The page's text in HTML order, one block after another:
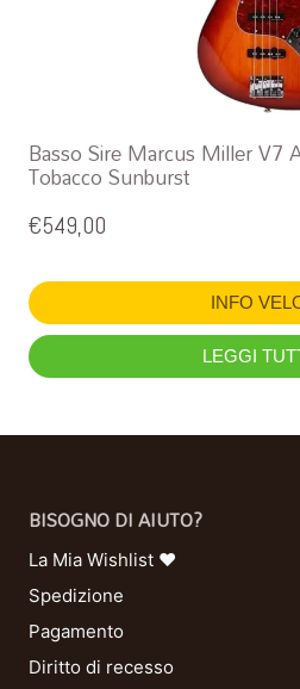
Basso Sire Marcus Miller V7
Tobacco Sunburst
€549,00
INFO
LEGGI
BISOGNO DI AIUTO?
La Mia Wishlist ❤
Spedizione
Pagamento
Diritto di recesso